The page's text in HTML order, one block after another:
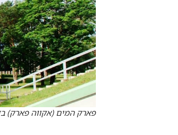
פארק המים (אקווה פארק)